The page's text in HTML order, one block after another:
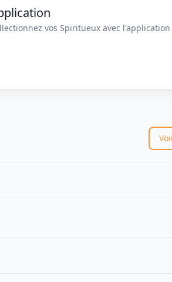
vos Spiritueux avec